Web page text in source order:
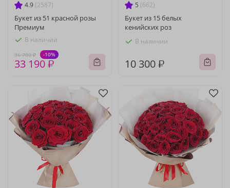
4.9 (2587)
Букет из 51 красной розы
Премиум
В наличии
36 780 ₽ -10%
33 190 ₽
5 (662)
Букет из 15 белых
кенийских роз
В наличии
10 300 ₽